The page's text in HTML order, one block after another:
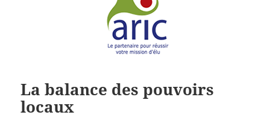
La balance des pouvoirs
locaux